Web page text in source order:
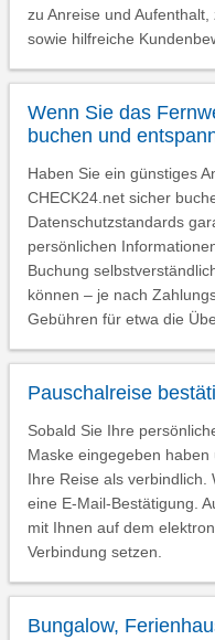
zu Anreise und
sowie hilfreiche
Wenn Sie das
buchen und
Haben Sie ein günstiges
CHECK24.net sicher
Datenschutzstandards
persönlichen
Buchung
können – je nach
Gebühren für etwa die
Pauschalreise
Sobald Sie Ihre
Maske eingegeben haben
Ihre Reise als verbindlich.
eine E-Mail-Bestätigung.
mit Ihnen auf dem
Verbindung setzen.
Bungalow,